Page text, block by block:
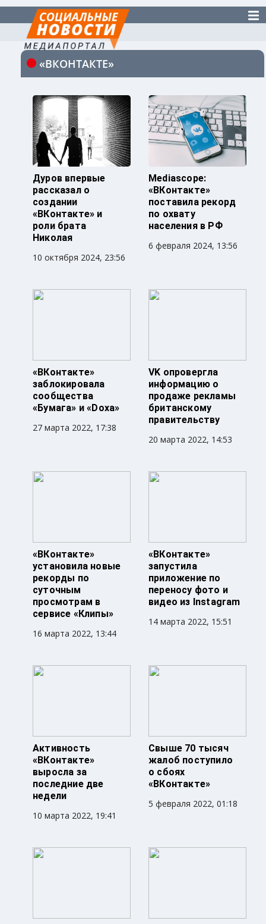
«ВКОНТАКТЕ»
Дуров впервые
рассказал о
создании
«ВКонтакте» и
роли брата
Николая
10 октября 2024, 23:56
Mediascope:
«ВКонтакте»
поставила рекорд
по охвату
населения в РФ
6 февраля 2024, 13:56
«ВКонтакте»
заблокировала
сообщества
«Бумага» и «Doxa»
27 марта 2022, 17:38
VK опровергла
информацию о
продаже рекламы
британскому
правительству
20 марта 2022, 14:53
«ВКонтакте»
установила новые
рекорды по
суточным
просмотрам в
сервисе «Клипы»
16 марта 2022, 13:44
«ВКонтакте»
запустила
приложение по
переносу фото и
видео из Instagram
14 марта 2022, 15:51
Активность
«ВКонтакте»
выросла за
последние две
недели
10 марта 2022, 19:41
Свыше 70 тысяч
жалоб поступило
о сбоях
«ВКонтакте»
5 февраля 2022, 01:18